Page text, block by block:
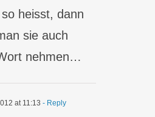
heisst, dann
sie auch
nehmen…
at 11:13 - Reply